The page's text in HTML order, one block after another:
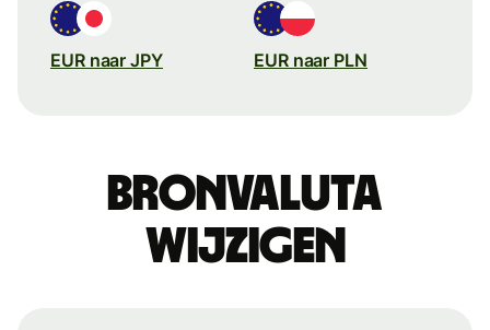
EUR naar JPY EUR naar PLN
Bronvaluta
wijzigen